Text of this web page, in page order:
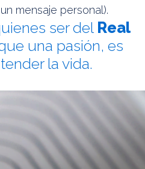
mensaje personal).
ser del Real
una pasión, es
la vida.